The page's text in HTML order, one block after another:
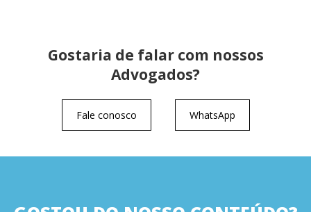
Gostaria de falar com nossos
Advogados?
Fale conosco WhatsApp